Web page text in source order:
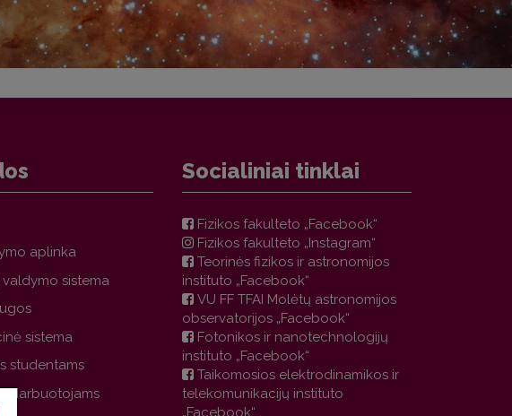
aplinka
sistema
sistema
studentams
darbuotojams
Socialiniai tinklai
Fizikos fakulteto „Facebook“
Fizikos fakulteto „Instagram“
Teorinės fizikos ir astronomijos
instituto „Facebook“
VU FF TFAI Molėtų astronomijos
observatorijos „Facebook“
Fotonikos ir nanotechnologijų
instituto „Facebook“
Taikomosios elektrodinamikos ir
telekomunikacijų instituto
„Facebook“